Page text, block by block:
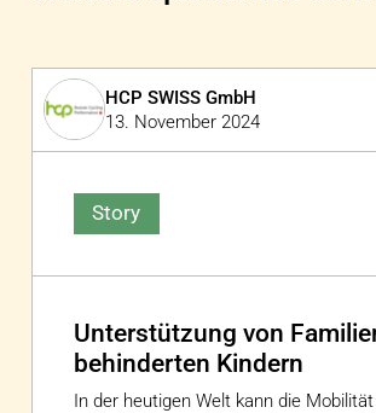
HCP SWISS GmbH
13. November 2024
Story
Unterstützung von
behinderten Kindern
In der heutigen Welt kann die